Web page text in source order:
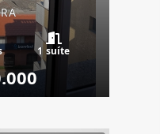
1 suíte